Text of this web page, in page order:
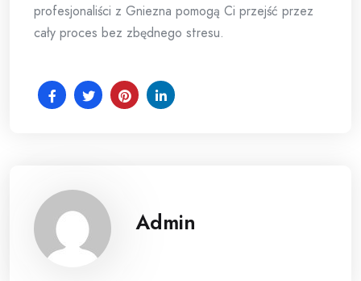
profesjonaliści z Gniezna pomogą Ci przejść przez
cały proces bez zbędnego stresu.
Admin